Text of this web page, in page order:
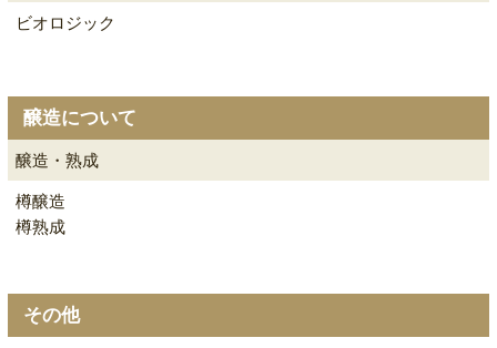
ビオロジック
醸造について
醸造・熟成
樽醸造
樽熟成
その他